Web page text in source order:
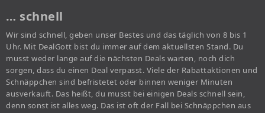
… schnell
Wir sind schnell, geben unser Bestes und das täglich von 8 bis 1
Uhr. Mit DealGott bist du immer auf dem aktuellsten Stand. Du
musst weder lange auf die nächsten Deals warten, noch dich
sorgen, dass du einen Deal verpasst. Viele der Rabattaktionen und
Schnäppchen sind befristetet oder binnen weniger Minuten
ausverkauft. Das heißt, du musst bei einigen Deals schnell sein,
denn sonst ist alles weg. Das ist oft der Fall bei Schnäppchen aus